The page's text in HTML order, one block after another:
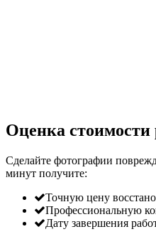
Оценка стоимости
Сделайте фотографии
минут получите:
Точную цену
Профессиональную
Дату завершения